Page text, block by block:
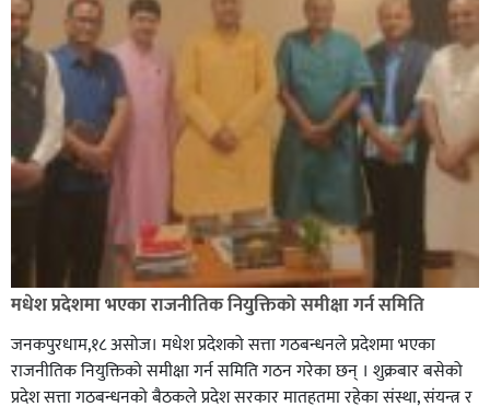
मधेश प्रदेशमा भएका राजनीतिक नियुक्तिको समीक्षा गर्न समिति
जनकपुरधाम,१८ असोज। मधेश प्रदेशको सत्ता गठबन्धनले प्रदेशमा भएका
राजनीतिक नियुक्तिको समीक्षा गर्न समिति गठन गरेका छन् । शुक्रबार बसेको
प्रदेश सत्ता गठबन्धनको बैठकले प्रदेश सरकार मातहतमा रहेका संस्था, संयन्त्र र